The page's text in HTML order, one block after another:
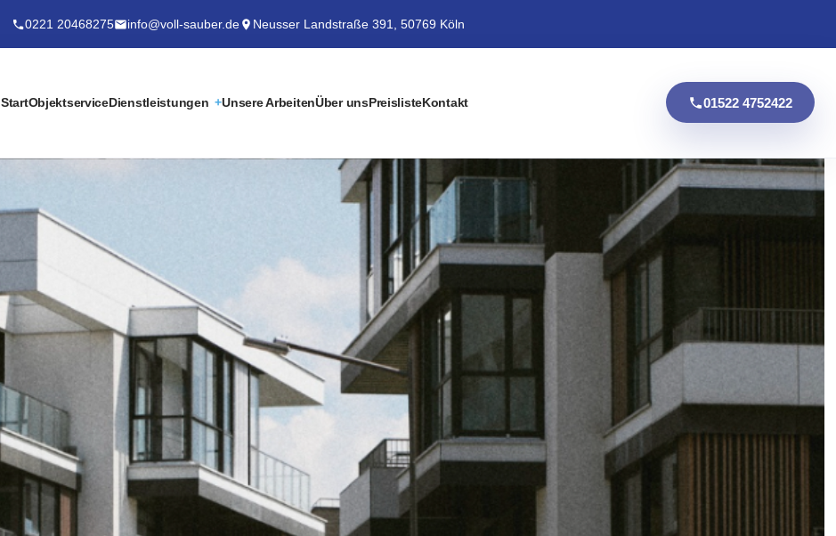
0221 20468275 info@voll-sauber.de Neusser Landstraße 391, 50769 Köln
StartObjektserviceDienstleistungen Unsere ArbeitenÜber unsPreislisteKontakt 01522 4752422